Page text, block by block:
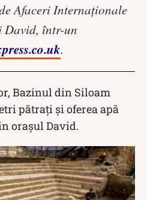
Afaceri Internaționale
David, într-un
.
Bazinul din Siloam
pătrați și oferea apă
orașul David.